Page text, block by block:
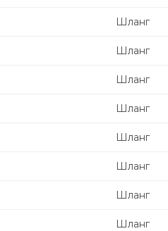
Шланг
Шланг
Шланг
Шланг
Шланг
Шланг
Шланг
Шланг